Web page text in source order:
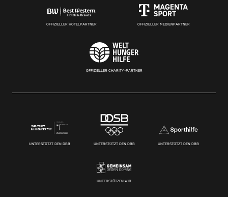
OFFIZIELLER HOTELPARTNER OFFIZIELLER MEDIENPARTNER
OFFIZIELLER CHARITY-PARTNER
UNTERSTÜTZT DEN DBB UNTERSTÜTZT DEN DBB UNTERSTÜTZT DEN DBB
UNTERSTÜTZEN WIR